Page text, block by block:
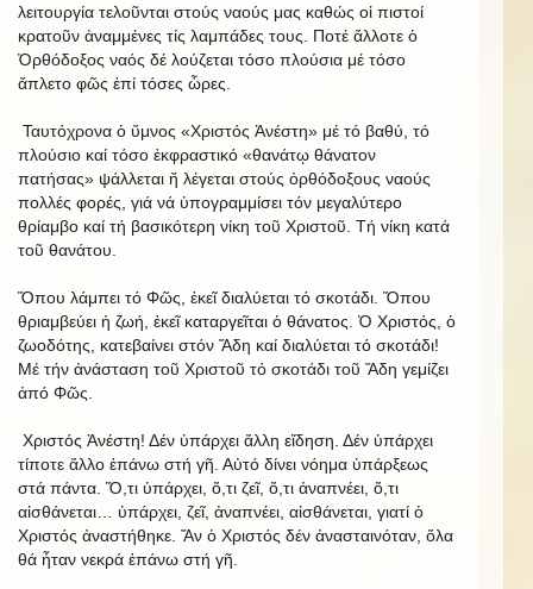
λειτουργία τελοῦνται στούς ναούς μας καθώς οἱ πιστοί
κρατοῦν ἀναμμένες τίς λαμπάδες τους. Ποτέ ἄλλοτε ὁ
Ὀρθόδοξος ναός δέ λούζεται τόσο πλούσια μέ τόσο
ἄπλετο φῶς ἐπί τόσες ὧρες.
Ταυτόχρονα ὁ ὕμνος «Χριστός Ἀνέστη» μέ τό βαθύ, τό
πλούσιο καί τόσο ἐκφραστικό «θανάτῳ θάνατον
πατήσας» ψάλλεται ἤ λέγεται στούς ὀρθόδοξους ναούς
πολλές φορές, γιά νά ὑπογραμμίσει τόν μεγαλύτερο
θρίαμβο καί τή βασικότερη νίκη τοῦ Χριστοῦ. Τή νίκη κατά
τοῦ θανάτου.
Ὅπου λάμπει τό Φῶς, ἐκεῖ διαλύεται τό σκοτάδι. Ὅπου
θριαμβεύει ἡ ζωή, ἐκεῖ καταργεῖται ὁ θάνατος. Ὁ Χριστός, ὁ
ζωοδότης, κατεβαίνει στόν Ἅδη καί διαλύεται τό σκοτάδι!
Μέ τήν ἀνάσταση τοῦ Χριστοῦ τό σκοτάδι τοῦ Ἅδη γεμίζει
ἀπό Φῶς.
Χριστός Ἀνέστη! Δέν ὑπάρχει ἄλλη εἴδηση. Δέν ὑπάρχει
τίποτε ἄλλο ἐπάνω στή γῆ. Αὐτό δίνει νόημα ὑπάρξεως
στά πάντα. Ὅ,τι ὑπάρχει, ὅ,τι ζεῖ, ὅ,τι ἀναπνέει, ὅ,τι
αἰσθάνεται… ὑπάρχει, ζεῖ, ἀναπνέει, αἰσθάνεται, γιατί ὁ
Χριστός ἀναστήθηκε. Ἄν ὁ Χριστός δέν ἀνασταινόταν, ὅλα
θά ἦταν νεκρά ἐπάνω στή γῆ.